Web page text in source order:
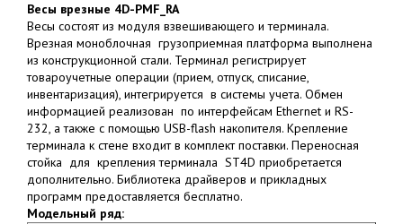
Весы врезные 4D-PMF_RA
Весы состоят из модуля взвешивающего и терминала.
Врезная моноблочная грузоприемная платформа выполнена
из конструкционной стали. Терминал регистрирует
товароучетные операции (прием, отпуск, списание,
инвентаризация), интегрируется в системы учета. Обмен
информацией реализован по интерфейсам Ethernet и RS-
232, а также с помощью USB-flash накопителя. Крепление
терминала к стене входит в комплект поставки. Переносная
стойка для крепления терминала ST4D приобретается
дополнительно. Библиотека драйверов и прикладных
программ предоставляется бесплатно.
Модельный ряд: